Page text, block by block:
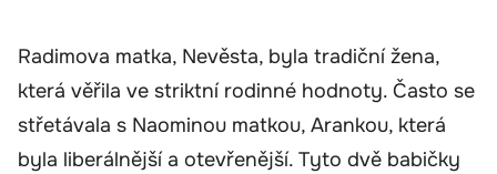
Radimova matka, Nevěsta, byla tradiční žena,
která věřila ve striktní rodinné hodnoty. Často se
střetávala s Naominou matkou, Arankou, která
byla liberálnější a otevřenější. Tyto dvě babičky